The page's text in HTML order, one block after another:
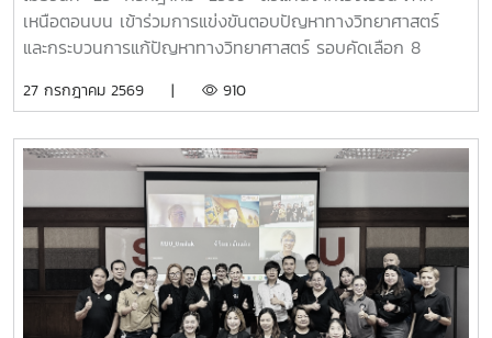
เหนือตอนบน เข้าร่วมการแข่งขันตอบปัญหาทางวิทยาศาสตร์
และกระบวนการแก้ปัญหาทางวิทยาศาสตร์ รอบคัดเลือก 8
เทคโนโลยีแห่งชาติ และสัปดาห์วิทยาศาสตร์ แห่งชาติ ประจำปี
27 กรกฎาคม 2569 | 910